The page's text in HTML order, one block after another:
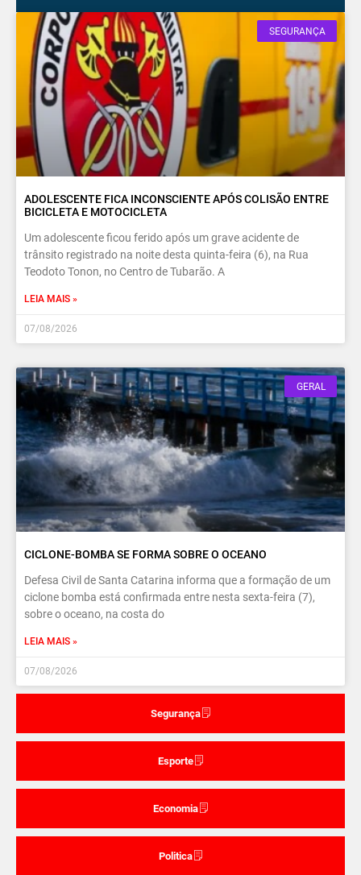
Segurança
Esporte
Economia
Politica
SEGURANÇA
ADOLESCENTE FICA INCONSCIENTE APÓS COLISÃO ENTRE
BICICLETA E MOTOCICLETA
Um adolescente ficou ferido após um grave acidente de
trânsito registrado na noite desta quinta-feira (6), na Rua
Teodoto Tonon, no Centro de Tubarão. A
LEIA MAIS »
07/08/2026
GERAL
CICLONE-BOMBA SE FORMA SOBRE O OCEANO
Defesa Civil de Santa Catarina informa que a formação de um
ciclone bomba está confirmada entre nesta sexta-feira (7),
sobre o oceano, na costa do
LEIA MAIS »
07/08/2026